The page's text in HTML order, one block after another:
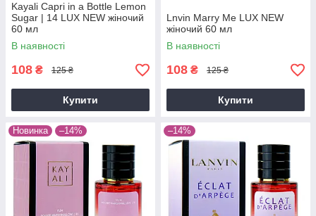
Kayali Capri in a Bottle Lemon
Sugar | 14 LUX NEW жіночий
60 мл
В наявності
108 ₴ 125 ₴
Купити
Lnvin Marry Me LUX NEW
жіночий 60 мл
В наявності
108 ₴ 125 ₴
Купити
Новинка –14% –14%